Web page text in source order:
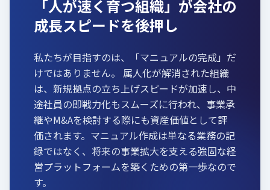
「人が速く育つ組織」が会社の
成長スピードを後押し
私たちが目指すのは、「マニュアルの完成」だ
けではありません。
属人化が解消された組織
は、新規拠点の立ち上げスピードが加速し、中
途社員の即戦力化もスムーズに行われ、事業承
継やM&Aを検討する際にも資産価値として評
価されます。マニュアル作成は単なる業務の記
録ではなく、将来の事業拡大を支える強固な経
営プラットフォームを築くための第一歩なので
す。